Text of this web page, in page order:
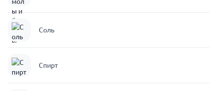
Соль
Спирт